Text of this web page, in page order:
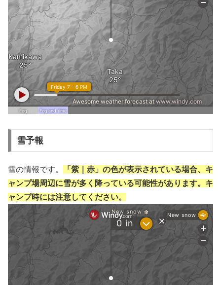
雪予報
雪の情報です。
「紫｜赤」の色が表示されている場合、キ
ャンプ場周辺に雪が多く降っている可能性があります。キ
ャンプ時には注意してください。